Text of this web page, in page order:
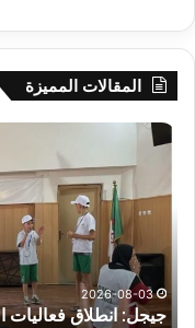
المقالات المميزة
جيجل:
المخيم
لفائدة
الأطفال
المصابين
بطيف
2026-08-03
جيجل: انطلاق فعاليات